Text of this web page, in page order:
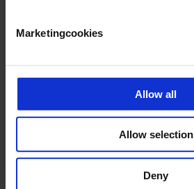
Marketingcookies
Allow all
Allow selection
Deny